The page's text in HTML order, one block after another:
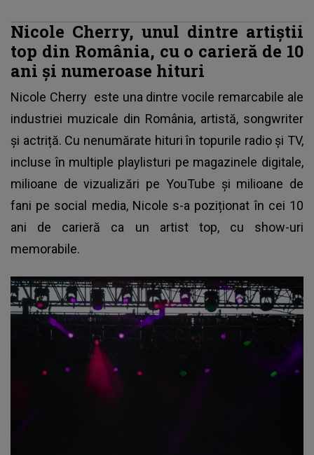
Nicole Cherry, unul dintre artiștii
top din România, cu o carieră de 10
ani și numeroase hituri
Nicole Cherry este una dintre vocile remarcabile ale
industriei muzicale din România, artistă, songwriter
și actriță. Cu nenumărate hituri în topurile radio și TV,
incluse în multiple playlisturi pe magazinele digitale,
milioane de vizualizări pe YouTube și milioane de
fani pe social media, Nicole s-a poziționat în cei 10
ani de carieră ca un artist top, cu show-uri
memorabile.